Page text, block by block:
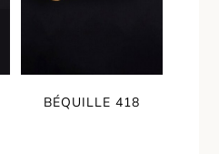
BÉQUILLE 418